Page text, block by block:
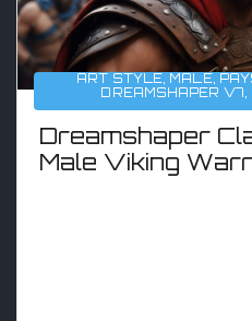
ART STYLE, MALE,
DREAMSHAPER V7,
Dreamshaper
Male Viking